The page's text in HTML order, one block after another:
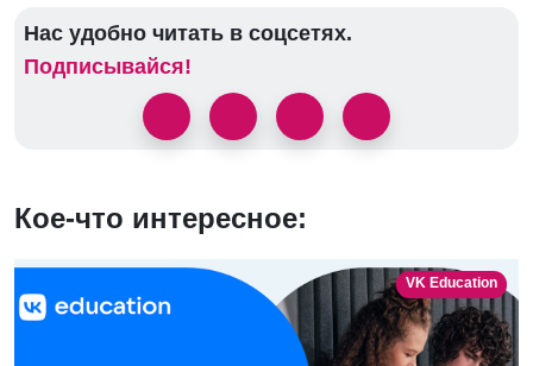
Нас удобно читать в соцсетях.
Подписывайся!
Кое-что интересное:
VK Education